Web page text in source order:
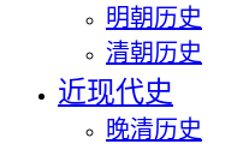
明朝历史
清朝历史
近现代史
晚清历史